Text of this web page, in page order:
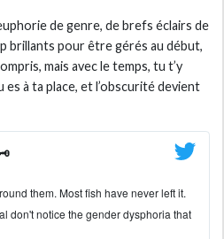
de genre, de brefs éclairs de
brillants pour être gérés au début,
mais avec le temps, tu t’y
à ta place, et l’obscurité devient
them. Most fish have never left it.
don't notice the gender dysphoria that